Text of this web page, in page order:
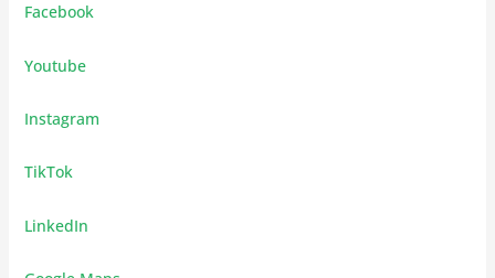
Facebook
Youtube
Instagram
TikTok
LinkedIn